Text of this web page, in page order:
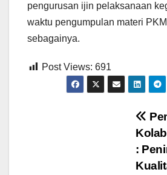
pengurusan ijin pelaksanaan
waktu pengumpulan materi
sebagainya.
Post Views: 691
: